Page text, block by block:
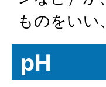
ものをいい
pH